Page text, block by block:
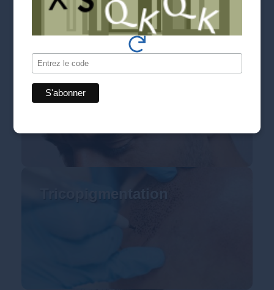
du Cheveu
Greffe de cheveux – FUE